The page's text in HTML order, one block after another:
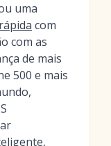
uma
com
com as
de mais
500 e mais